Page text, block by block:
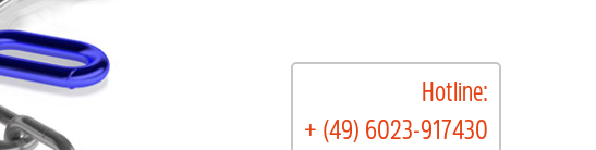
Hotline:
+ (49) 6023-917430